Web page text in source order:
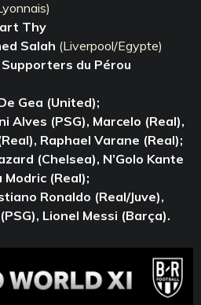
Thy
Salah (Liverpool/Egypte)
Supporters du Pérou
Gea (United);
Alves (PSG), Marcelo (Real),
Raphael Varane (Real);
(Chelsea), N’Golo Kante
Modric (Real);
Ronaldo (Real/Juve),
Lionel Messi (Barça).